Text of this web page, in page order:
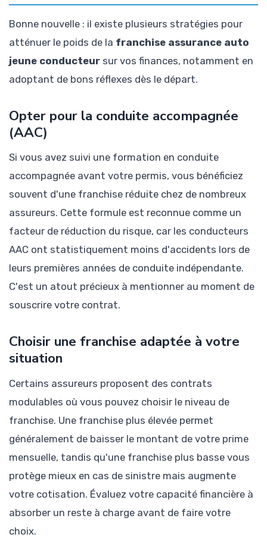
Bonne nouvelle : il existe plusieurs stratégies pour
atténuer le poids de la franchise assurance auto
jeune conducteur sur vos finances, notamment en
adoptant de bons réflexes dès le départ.
Opter pour la conduite accompagnée
(AAC)
Si vous avez suivi une formation en conduite
accompagnée avant votre permis, vous bénéficiez
souvent d'une franchise réduite chez de nombreux
assureurs. Cette formule est reconnue comme un
facteur de réduction du risque, car les conducteurs
AAC ont statistiquement moins d'accidents lors de
leurs premières années de conduite indépendante.
C'est un atout précieux à mentionner au moment de
souscrire votre contrat.
Choisir une franchise adaptée à votre
situation
Certains assureurs proposent des contrats
modulables où vous pouvez choisir le niveau de
franchise. Une franchise plus élevée permet
généralement de baisser le montant de votre prime
mensuelle, tandis qu'une franchise plus basse vous
protège mieux en cas de sinistre mais augmente
votre cotisation. Évaluez votre capacité financière à
absorber un reste à charge avant de faire votre
choix.